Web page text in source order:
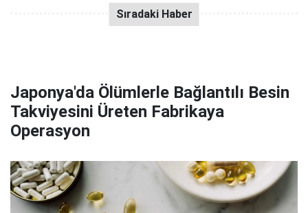
Japonya'da Ölümlerle Bağlantılı Besin
Takviyesini Üreten Fabrikaya
Operasyon